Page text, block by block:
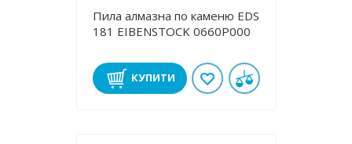
Пила алмазна по каменю EDS
181 EIBENSTOCK 0660P000
КУПИТИ